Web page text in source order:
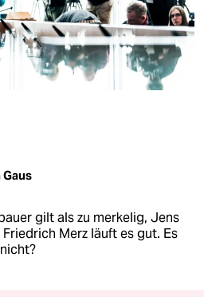
gilt als zu merkelig, Jens
Merz läuft es gut. Es